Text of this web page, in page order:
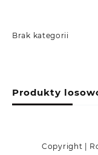
Brak kategorii
Produkty
Copyright |